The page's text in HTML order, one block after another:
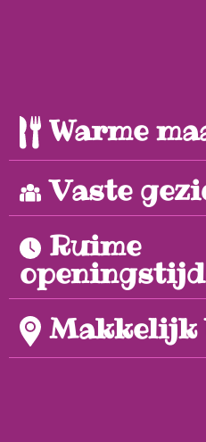
Warme
Vaste
Ruime
Makkelijk